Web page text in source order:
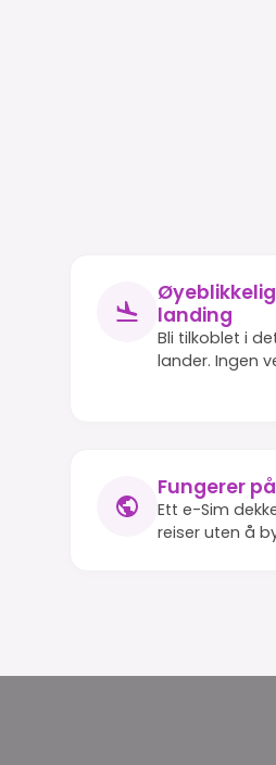
landing
Bli tilkoblet i
lander. Ingen
Fungerer
Ett e-Sim
reiser uten å